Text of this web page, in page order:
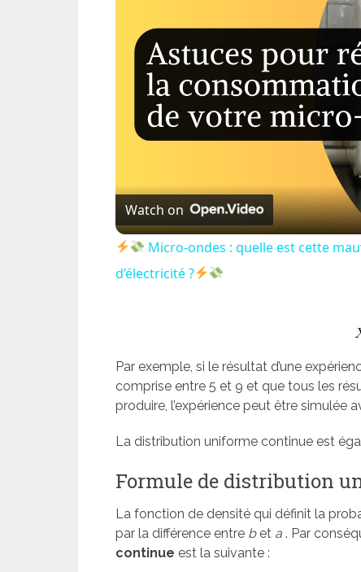
Watch on
Micro-ondes : quelle est cette
d’électricité ?
Par exemple, si le résultat d’une
comprise entre 5 et 9 et que tous les
produire, l’expérience peut être simulée
La distribution uniforme continue est
Formule de distribution
La fonction de densité qui définit la
par la différence entre bet a . Par
continue est la suivante :